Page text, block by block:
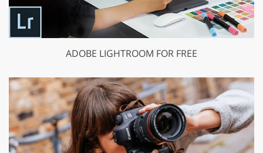
ADOBE LIGHTROOM FOR FREE